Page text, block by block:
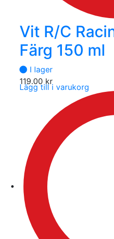
Vit R/C
Färg 150 ml
I lager
119.00 kr
Lägg till i varukorg